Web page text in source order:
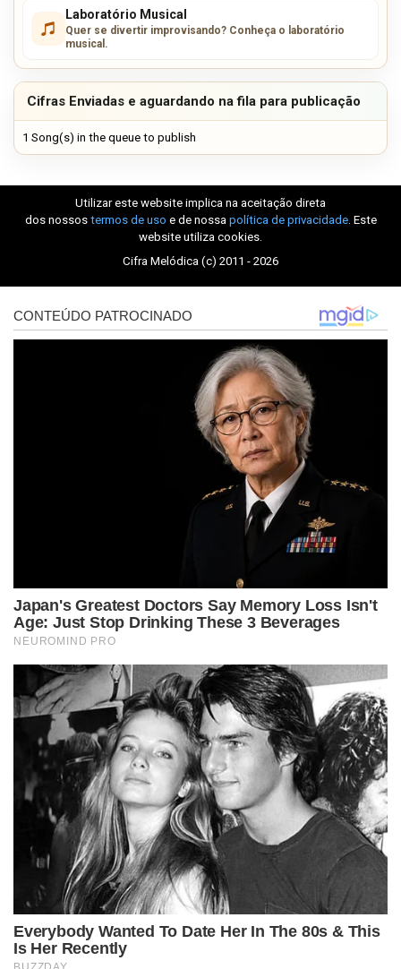
Laboratório Musical
Quer se divertir improvisando? Conheça o laboratório
musical.
Cifras Enviadas e aguardando na fila para publicação
1 Song(s) in the queue to publish
Utilizar este website implica na aceitação direta
dos nossos termos de uso e de nossa política de privacidade. Este
website utiliza cookies.
Cifra Melódica (c) 2011 - 2026